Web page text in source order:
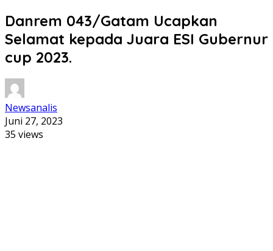
Danrem 043/Gatam Ucapkan
Selamat kepada Juara ESI Gubernur
cup 2023.
Newsanalis
Juni 27, 2023
35 views